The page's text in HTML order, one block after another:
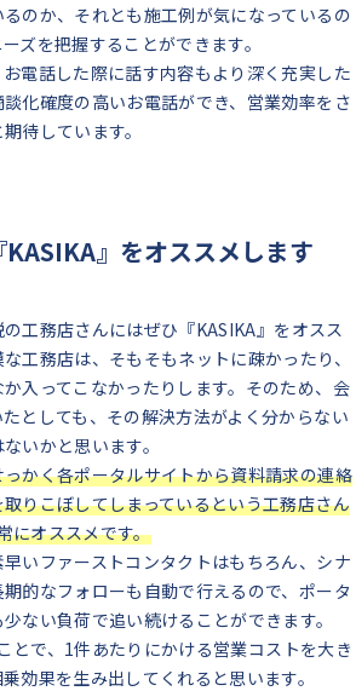
のか、それとも施工例が気になっているの
ズを把握することができます。
電話した際に話す内容もより深く充実した
化確度の高いお電話ができ、営業効率をさ
待しています。
』をオススメします
工務店さんにはぜひ『KASIKA』をオスス
工務店は、そもそもネットに疎かったり、
入ってこなかったりします。 そのため、会
としても、その解決方法がよく分からない
いかと思います。
かく各ポータルサイトから資料請求の連絡
りこぼしてしまっているという工務店さん
にオススメです。
いファーストコンタクトはもちろん、シナ
的なフォローも自動で行えるので、ポータ
ない負荷で追い続けることができます。
とで、1件あたりにかける営業コストを大き
効果を生み出してくれると思います。